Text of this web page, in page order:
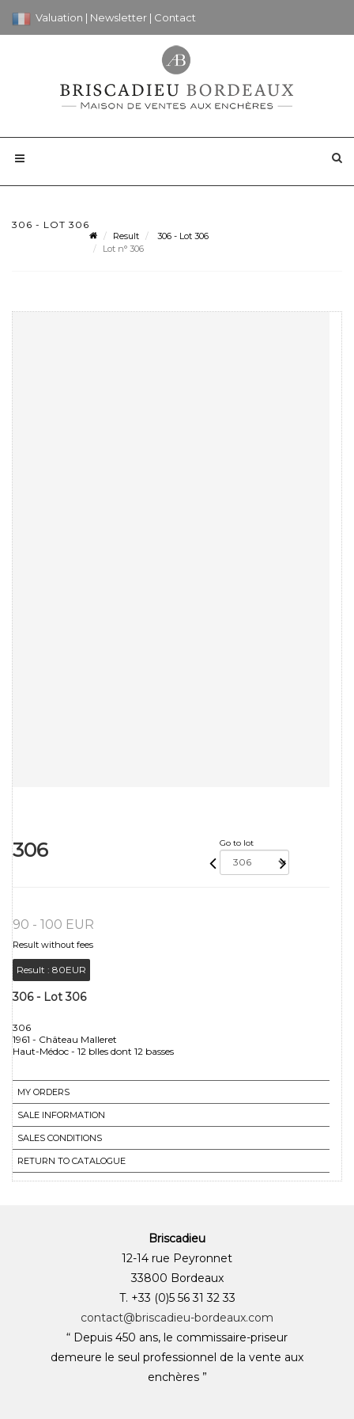
Valuation | Newsletter | Contact
306 - LOT 306
Result
306 - Lot 306
Lot n° 306
306 Go to lot
90 - 100 EUR
Result without fees
Result : 80EUR
306 - Lot 306
306
1961 - Château Malleret
Haut-Médoc - 12 blles dont 12 basses
MY ORDERS
SALE INFORMATION
SALES CONDITIONS
RETURN TO CATALOGUE
Briscadieu
12-14 rue Peyronnet
33800 Bordeaux
T. +33 (0)5 56 31 32 33
contact@briscadieu-bordeaux.com
“ Depuis 450 ans, le commissaire-priseur
demeure le seul professionnel de la vente aux
enchères ”